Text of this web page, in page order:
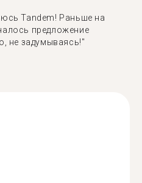
Tandem! Раньше на
предложение
не задумываясь!"